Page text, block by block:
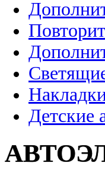
Детские